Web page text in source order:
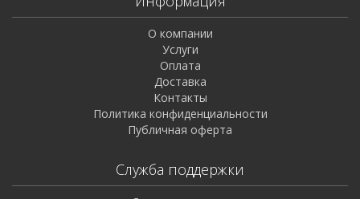
О компании
Услуги
Оплата
Доставка
Контакты
Политика конфиденциальности
Публичная оферта
Служба поддержки